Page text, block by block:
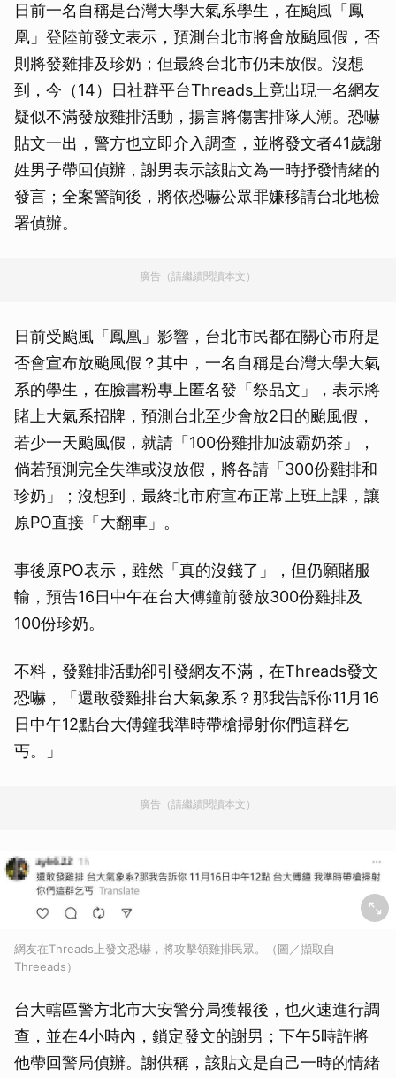
日前一名自稱是台灣大學大氣系學生，在颱風「鳳
凰」登陸前發文表示，預測台北市將會放颱風假，否
則將發雞排及珍奶；但最終台北市仍未放假。沒想
到，今（14）日社群平台Threads上竟出現一名網友
疑似不滿發放雞排活動，揚言將傷害排隊人潮。恐嚇
貼文一出，警方也立即介入調查，並將發文者41歲謝
姓男子帶回偵辦，謝男表示該貼文為一時抒發情緒的
發言；全案警詢後，將依恐嚇公眾罪嫌移請台北地檢
署偵辦。
廣告（請繼續閱讀本文）
日前受颱風「鳳凰」影響，台北市民都在關心市府是
否會宣布放颱風假？其中，一名自稱是台灣大學大氣
系的學生，在臉書粉專上匿名發「祭品文」，表示將
賭上大氣系招牌，預測台北至少會放2日的颱風假，
若少一天颱風假，就請「100份雞排加波霸奶茶」，
倘若預測完全失準或沒放假，將各請「300份雞排和
珍奶」；沒想到，最終北市府宣布正常上班上課，讓
原PO直接「大翻車」。
事後原PO表示，雖然「真的沒錢了」，但仍願賭服
輸，預告16日中午在台大傅鐘前發放300份雞排及
100份珍奶。
不料，發雞排活動卻引發網友不滿，在Threads發文
恐嚇，「還敢發雞排台大氣象系？那我告訴你11月16
日中午12點台大傅鐘我準時帶槍掃射你們這群乞
丐。」
廣告（請繼續閱讀本文）
網友在Threads上發文恐嚇，將攻擊領雞排民眾。（圖／擷取自
Threeads）
台大轄區警方北市大安警分局獲報後，也火速進行調
查，並在4小時內，鎖定發文的謝男；下午5時許將
他帶回警局偵辦。謝供稱，該貼文是自己一時的情緒